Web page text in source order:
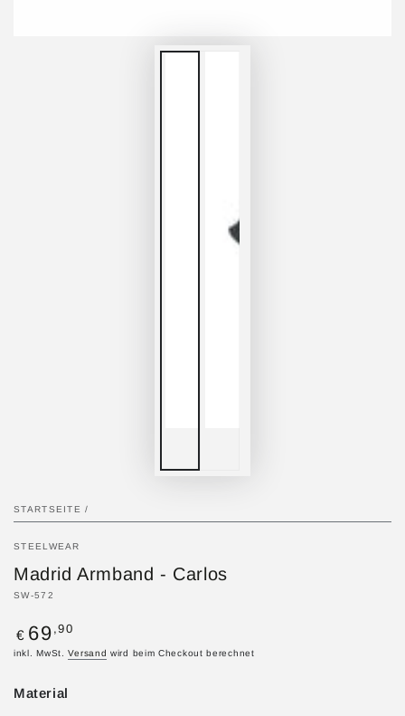
STARTSEITE /
STEELWEAR
Madrid Armband - Carlos
SW-572
Regulärer
Preis
€ 69 ,90
inkl. MwSt.Versand wird beim Checkout berechnet
Material